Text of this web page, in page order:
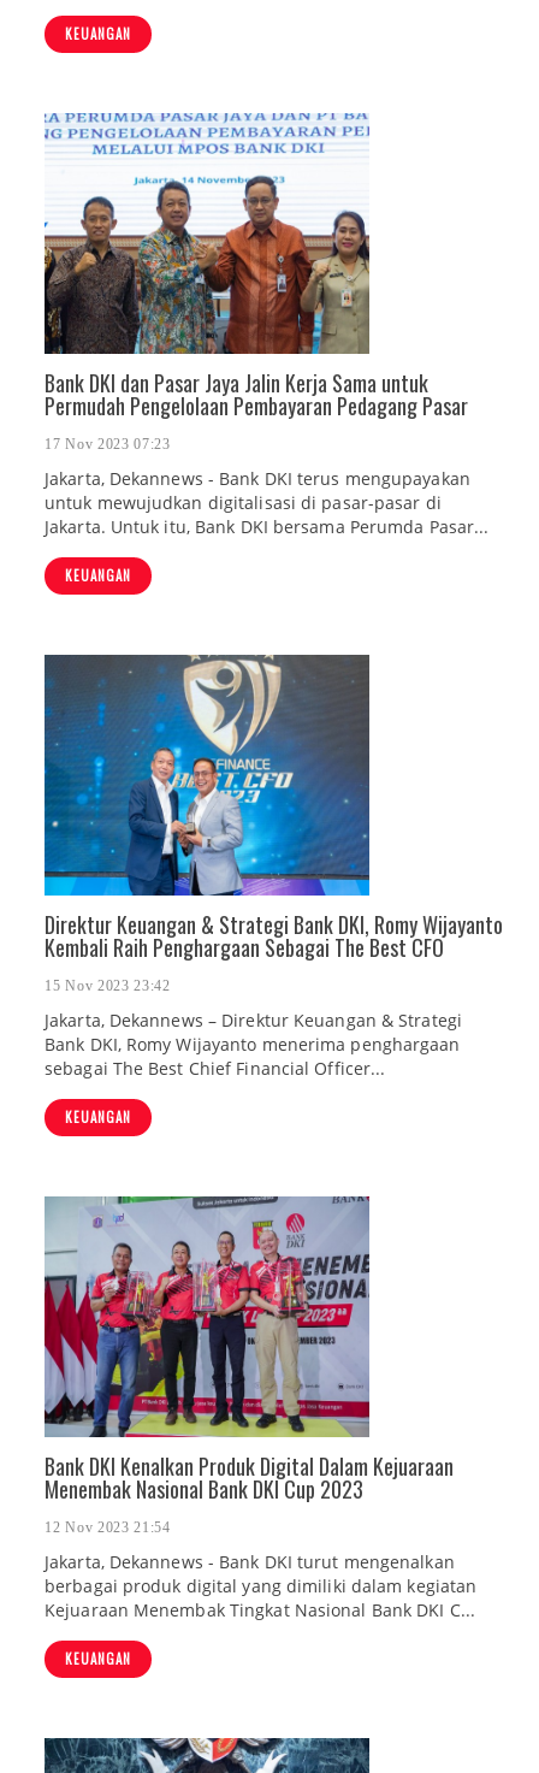
KEUANGAN
Bank DKI dan Pasar Jaya Jalin Kerja Sama untuk
Permudah Pengelolaan Pembayaran Pedagang Pasar
17 Nov 2023 07:23
Jakarta, Dekannews - Bank DKI terus mengupayakan
untuk mewujudkan digitalisasi di pasar-pasar di
Jakarta. Untuk itu, Bank DKI bersama Perumda Pasar...
KEUANGAN
Direktur Keuangan & Strategi Bank DKI, Romy Wijayanto
Kembali Raih Penghargaan Sebagai The Best CFO
15 Nov 2023 23:42
Jakarta, Dekannews – Direktur Keuangan & Strategi
Bank DKI, Romy Wijayanto menerima penghargaan
sebagai The Best Chief Financial Officer...
KEUANGAN
Bank DKI Kenalkan Produk Digital Dalam Kejuaraan
Menembak Nasional Bank DKI Cup 2023
12 Nov 2023 21:54
Jakarta, Dekannews - Bank DKI turut mengenalkan
berbagai produk digital yang dimiliki dalam kegiatan
Kejuaraan Menembak Tingkat Nasional Bank DKI C...
KEUANGAN